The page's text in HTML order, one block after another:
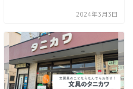
2024年3月3日